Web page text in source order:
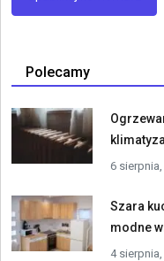
Polecamy
6 sierpnia,
Szara
modne
4